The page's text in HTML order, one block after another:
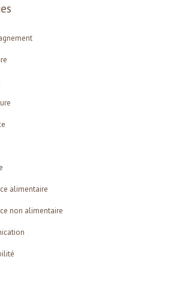
alimentaire
non alimentaire